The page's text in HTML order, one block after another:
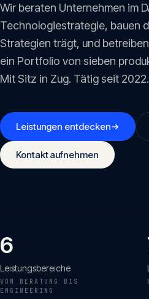
Insights
Glossar
Kontakt
Wir beraten Unternehmen im
Technologiestrategie, bauen
Strategien trägt, und
ein Portfolio von sieben
Mit Sitz in Zug. Tätig seit 2022.
Leistungen entdecken
Kontakt aufnehmen
6
Leistungsbereiche
VON BERATUNG BIS
ENGINEERING